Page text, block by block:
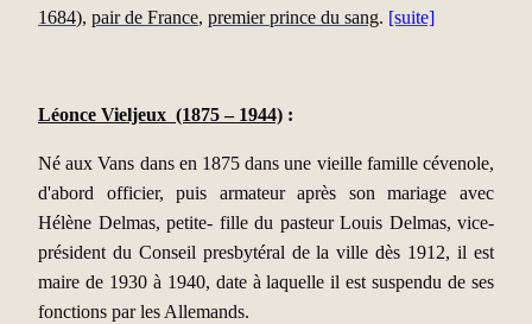
1684), pair de France, premier prince du sang. [suite]
Léonce Vieljeux (1875 – 1944) :
Né aux Vans dans en 1875 dans une vieille famille cévenole,
d'abord officier, puis armateur après son mariage avec
Hélène Delmas, petite- fille du pasteur Louis Delmas, vice-
président du Conseil presbytéral de la ville dès 1912, il est
maire de 1930 à 1940, date à laquelle il est suspendu de ses
fonctions par les Allemands.